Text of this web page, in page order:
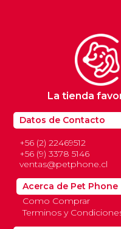
Datos de Contacto
+56 (2) 22469512
+56 (9) 3378 5146
ventas@petphone.cl
La tienda
Acerca de Pet Phone
Como Comprar
Terminos y